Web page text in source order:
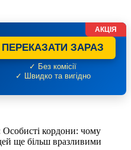
ПЕРЕКАЗАТИ ЗАРАЗ
✓ Без комісії
✓ Швидко та вигідно
АКЦІЯ
кордони: чому
ще більш вразливими